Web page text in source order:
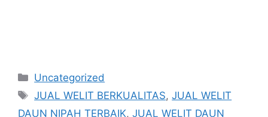
Kategori
Uncategorized
Tag
JUAL WELIT BERKUALITAS,JUAL WELIT
DAUN NIPAH TERBAIK, JUAL WELIT DAUN